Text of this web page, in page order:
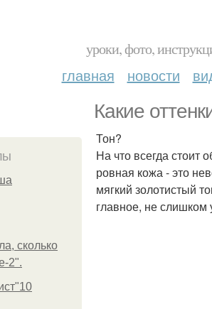
уроки, фото,
главная новости
Какие
сколько
2".
Тон?
На что всегда стоит
ровная кожа - это
мягкий золотистый
главное, не слишком